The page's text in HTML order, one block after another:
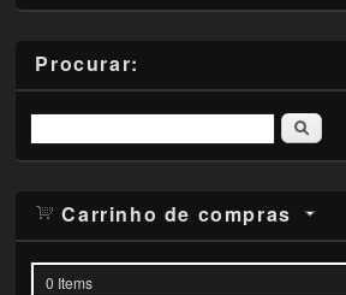
Procurar:
Pesquisar
Carrinho de compras
0 Items